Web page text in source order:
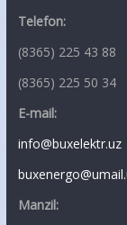
Telefon:
(8365) 225 43 88
(8365) 225 50 34
E-mail:
info@buxelektr.uz
Manzil: